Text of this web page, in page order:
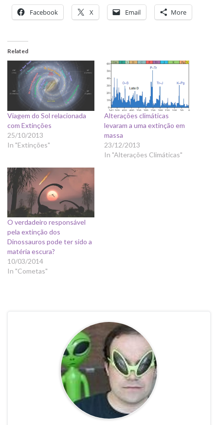
Facebook X Email More
Related
Viagem do Sol relacionada
com Extinções
25/10/2013
In "Extinções"
Alterações climáticas
levaram a uma extinção em
massa
23/12/2013
In "Alterações Climáticas"
O verdadeiro responsável
pela extinção dos
Dinossauros pode ter sido a
matéria escura?
10/03/2014
In "Cometas"